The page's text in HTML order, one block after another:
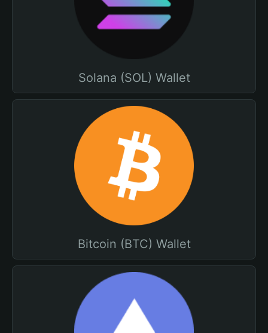
Solana (SOL) Wallet
Bitcoin (BTC) Wallet